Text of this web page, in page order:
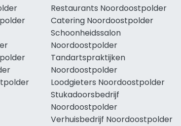
Restaurants Noordoostpolder
Catering Noordoostpolder
Schoonheidssalon
Noordoostpolder
Tandartspraktijken
Noordoostpolder
Loodgieters Noordoostpolder
Stukadoorsbedrijf
Noordoostpolder
Verhuisbedrijf Noordoostpolder